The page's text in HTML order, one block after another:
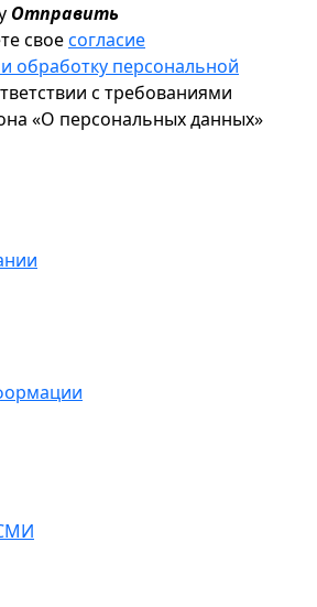
Отправить
своесогласие
обработку персональной
с требованиями
«О персональных данных»